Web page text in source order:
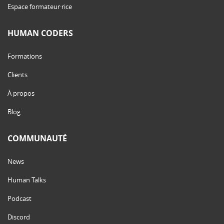
Espace formateur·rice
HUMAN CODERS
Formations
Clients
À propos
Blog
COMMUNAUTÉ
News
Human Talks
Podcast
Discord